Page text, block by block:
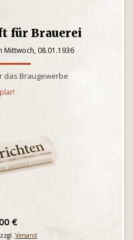
für Brauerei
Mittwoch, 08.01.1936
das Braugewerbe
€
Versand